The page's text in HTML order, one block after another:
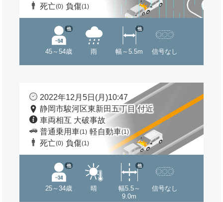
死亡(0) 負傷(1)
45～54歳
他
雨 幅～5.5m
他
信号なし
2022年12月5日(月)10:47
静岡市駿河区東新田五丁目 付近
車両相互 大破事故
普通乗用車(1) 軽自動車(1)
死亡(0) 負傷(1)
25～34歳
他
晴
幅5.5～
9.0m
他
信号なし